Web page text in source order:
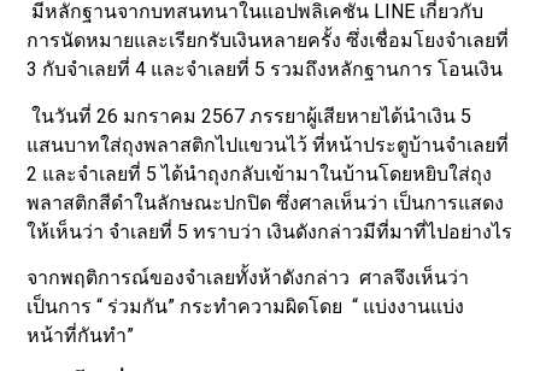
มีหลักฐานจากบทสนทนาในแอปพลิเคชัน LINE เกี่ยวกับ
การนัดหมายและเรียกรับเงินหลายครั้ง ซึ่งเชื่อมโยงจำเลยที่
3 กับจำเลยที่ 4 และจำเลยที่ 5 รวมถึงหลักฐานการ โอนเงิน
ในวันที่ 26 มกราคม 2567 ภรรยาผู้เสียหายได้นำเงิน 5
แสนบาทใส่ถุงพลาสติกไปแขวนไว้ ที่หน้าประตูบ้านจำเลยที่
2 และจำเลยที่ 5 ได้นำถุงกลับเข้ามาในบ้านโดยหยิบใส่ถุง
พลาสติกสีดำในลักษณะปกปิด ซึ่งศาลเห็นว่า เป็นการแสดง
ให้เห็นว่า จำเลยที่ 5 ทราบว่า เงินดังกล่าวมีที่มาที่ไปอย่างไร
จากพฤติการณ์ของจำเลยทั้งห้าดังกล่าว ศาลจึงเห็นว่า
เป็นการ “ ร่วมกัน” กระทำความผิดโดย “ แบ่งงานแบ่ง
หน้าที่กันทำ”